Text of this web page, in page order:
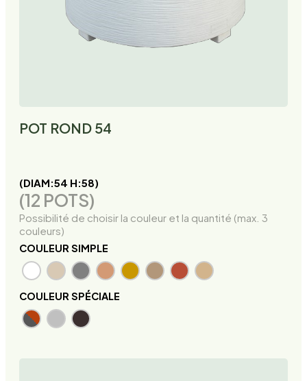
POT ROND 54
(DIAM:54 H:58)
(12 POTS)
Possibilité de choisir la couleur et la quantité (max. 3
couleurs)
COULEUR SIMPLE
COULEUR SPÉCIALE